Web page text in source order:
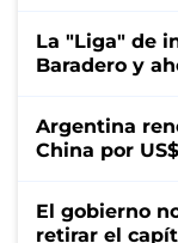
La "Liga" de
Baradero y
Argentina
China por
El gobierno
retirar el